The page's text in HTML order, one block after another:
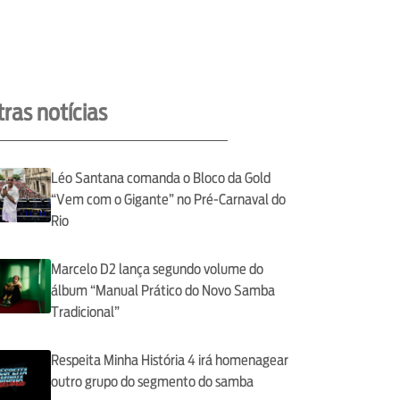
notícias
Léo Santana comanda o Bloco da Gold
“Vem com o Gigante” no Pré-Carnaval do
Rio
Marcelo D2 lança segundo volume do
álbum “Manual Prático do Novo Samba
Tradicional”
Respeita Minha História 4 irá homenagear
outro grupo do segmento do samba